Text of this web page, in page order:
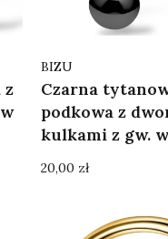
z
Czarna
podkowa z
kulkami z gw.
Producent
BIZU
Cena
20,00 zł